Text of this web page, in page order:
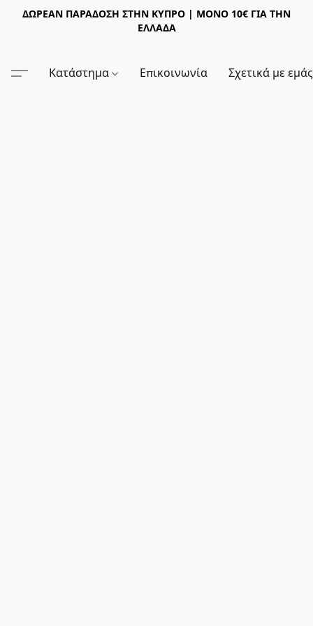
ΔΩΡΕΑΝ ΠΑΡΑΔΟΣΗ ΣΤΗΝ ΚΥΠΡΟ | ΜΟΝΟ 10€ ΓΙΑ ΤΗΝ
ΕΛΛΑΔΑ
Κατάστημα Επικοινωνία Σχετικά με εμάς